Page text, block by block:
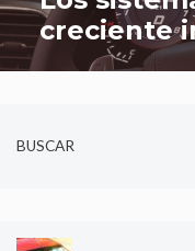
creciente
BUSCAR